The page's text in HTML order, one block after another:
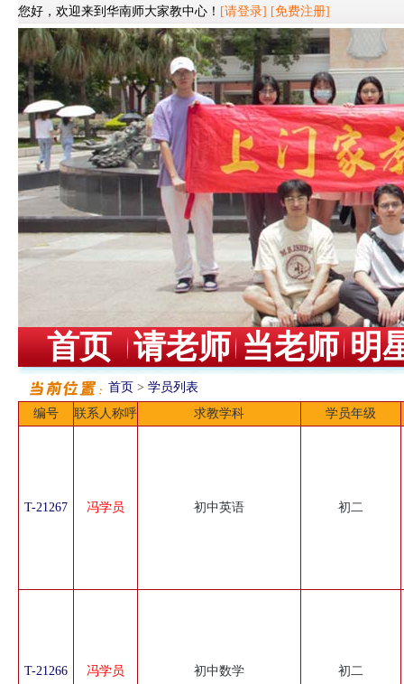
您好，欢迎来到华南师大家教中心！ [请登录] [免费注册]
首页 请老师 当老师 明
首页 > 学员列表
编号
联系人称呼 求教学科 学员年级
T-21267 冯学员 初中英语 初二
T-21266 冯学员 初中数学 初二